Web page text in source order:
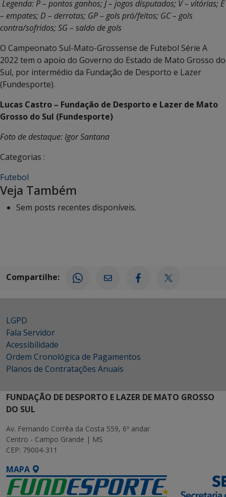
Legenda:P – pontos ganhos; J – jogos disputados; V – vitórias; E
– empates; D – derrotas; GP – gols pró/feitos; GC – gols
contra/sofridos; SG – saldo de gols
O Campeonato Sul-Mato-Grossense de Futebol Série A
2022 tem o apoio do Governo do Estado de Mato Grosso do
Sul, por intermédio da Fundação de Desporto e Lazer
(Fundesporte).
Lucas Castro – Fundação de Desporto e Lazer de Mato
Grosso do Sul (Fundesporte)
Foto de destaque: Igor Santana
Categorias :
Futebol
Veja Também
Sem posts recentes disponíveis.
Compartilhe:
LGPD
Fala Servidor
Acessibilidade
Ordem Cronológica de Pagamentos
Planos de Contratações Anuais
FUNDAÇÃO DE DESPORTO E LAZER DE MATO GROSSO
DO SUL
Av. Fernando Corrêa da Costa 559, 6º andar
Centro - Campo Grande | MS
CEP: 79004-311
MAPA